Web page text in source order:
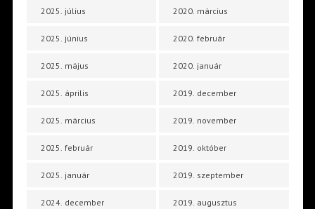
2025. július
2025. június
2025. május
2025. április
2025. március
2025. február
2025. január
2024. december
2020. március
2020. február
2020. január
2019. december
2019. november
2019. október
2019. szeptember
2019. augusztus